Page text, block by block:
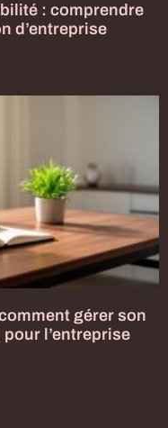
: comprendre
d’entreprise
gérer son
l’entreprise